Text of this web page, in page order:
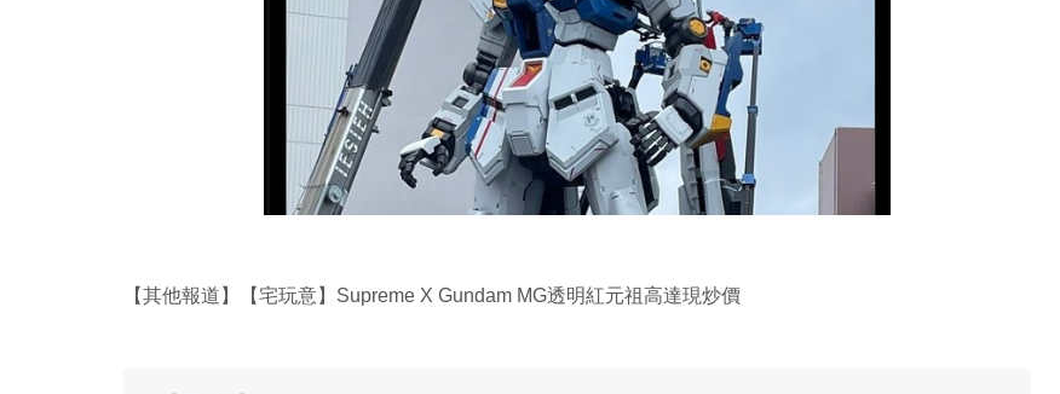
【其他報道】【宅玩意】Supreme X Gundam MG透明紅元祖高達現炒價